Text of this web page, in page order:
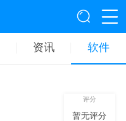
资讯 软件
评分
暂无评分